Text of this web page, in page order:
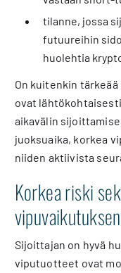
tilanne, jossa
futuureihin
huolehtia
On kuitenkin
ovat
aikavälin
juoksuaika, korkea
niiden aktiivista
Korkea riski
Sijoittajan on hyvä
viputuotteet ovat